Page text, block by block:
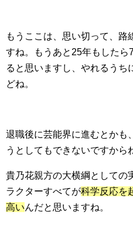
もうここは、思い切って、路
すね。もうあと25年もした
ると思いますし、やれるうち
どね。
退職後に芸能界に進むとかも
うとしてもできないですから
貴乃花親方の大横綱としての
ラクターすべてが科学反応を
高いんだと思いますね。